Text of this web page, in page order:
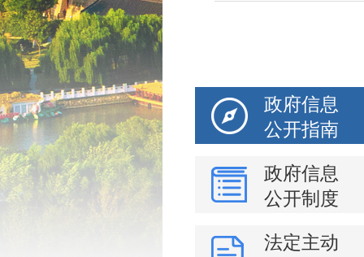
政府信息
公开指南
政府信息
公开制度
法定主动